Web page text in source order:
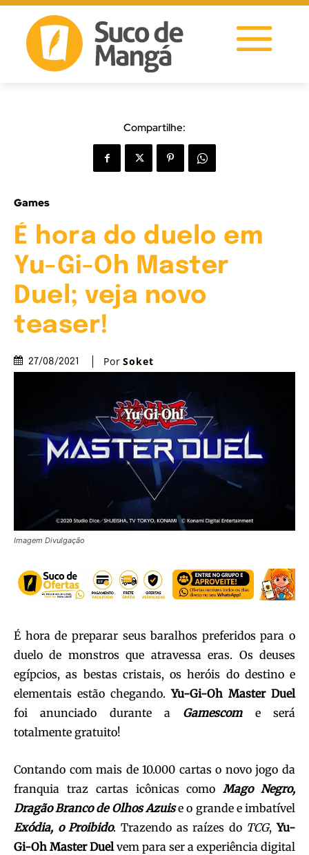
Compartilhe:
Games
É hora do duelo em
Yu-Gi-Oh Master
Duel; veja novo
teaser!
27/08/2021 Por Soket
Imagem Divulgação
É hora de preparar seus baralhos preferidos para o
duelo de monstros que atravessa eras. Os deuses
egípcios, as bestas cristais, os heróis do destino e
elementais estão chegando.Yu-Gi-Oh Master Duel
foi anunciado durante a Gamescome será
totalmente gratuito!
Contando com mais de 10.000 cartas o novo jogo da
franquia traz cartas icônicas comoMago Negro,
Dragão Branco de Olhos Azuise o grande e imbatível
Exódia, o Proibido. Trazendo as raízes do TCG,Yu-
Gi-Oh Master Duelvem para ser a experiência digital